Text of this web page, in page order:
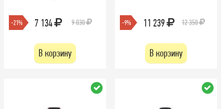
-21% 7 134 9 030
В корзину
-9% 11 239 12 350
В корзину